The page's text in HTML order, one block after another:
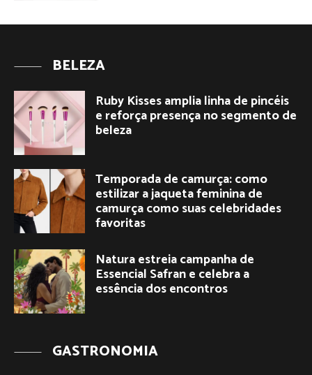
BELEZA
Ruby Kisses amplia linha de pincéis
e reforça presença no segmento de
beleza
Temporada de camurça: como
estilizar a jaqueta feminina de
camurça como suas celebridades
favoritas
Natura estreia campanha de
Essencial Safran e celebra a
essência dos encontros
GASTRONOMIA